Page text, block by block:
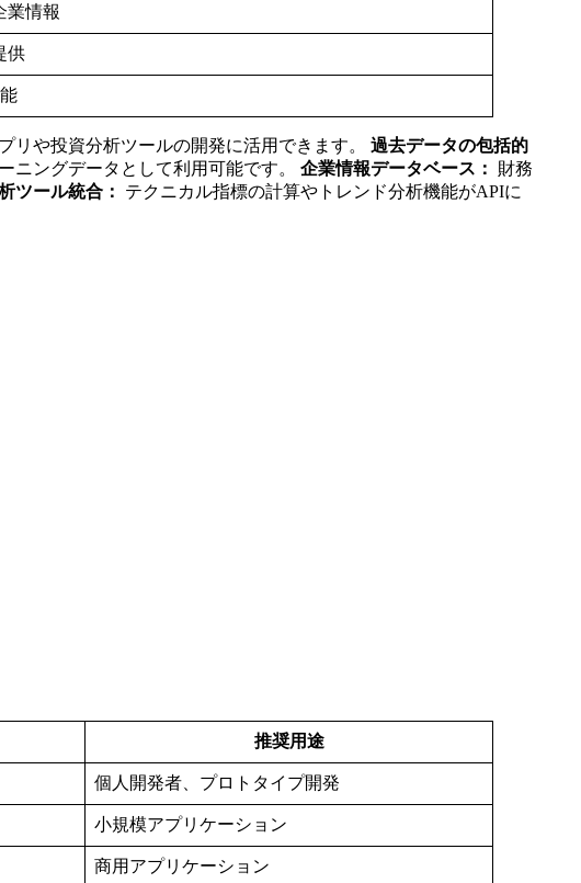
業情報
供
リや投資分析ツールの開発に活用できます。 過去データの包括的
ニングデータとして利用可能です。 企業情報データベース：
財務
ツール統合：
テクニカル指標の計算やトレンド分析機能がAPIに
推奨用途
個人開発者、プロトタイプ開発
小規模アプリケーション
商用アプリケーション